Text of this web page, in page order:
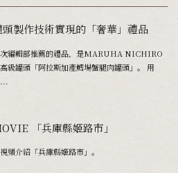
頭製作技術實現的「奢華」禮品
編輯部推薦的禮品，是MARUHA NICHIRO
級罐頭「阿拉斯加產鱈場蟹腿肉罐頭」。 用
「兵庫縣姬路市」
頻介紹「兵庫縣姬路市」。